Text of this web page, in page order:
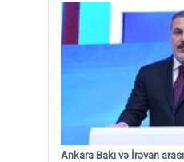
Ankara Bakı və İrəvan